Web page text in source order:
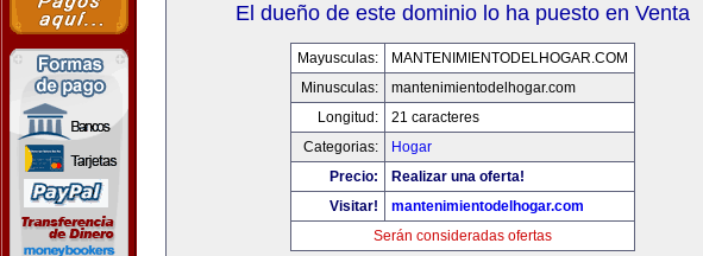
El dueño de este dominio lo ha puesto en Venta
Mayusculas:
MANTENIMIENTODELHOGAR.COM
Minusculas:
mantenimientodelhogar.com
Longitud:
21 caracteres
Categorias:
Hogar
Precio:
Realizar una oferta!
Visitar!
mantenimientodelhogar.com
Serán consideradas ofertas